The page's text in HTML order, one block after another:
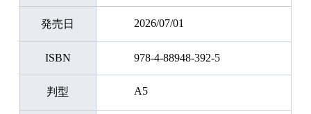
発売日 2026/07/01
ISBN 978-4-88948-392-5
判型 A5